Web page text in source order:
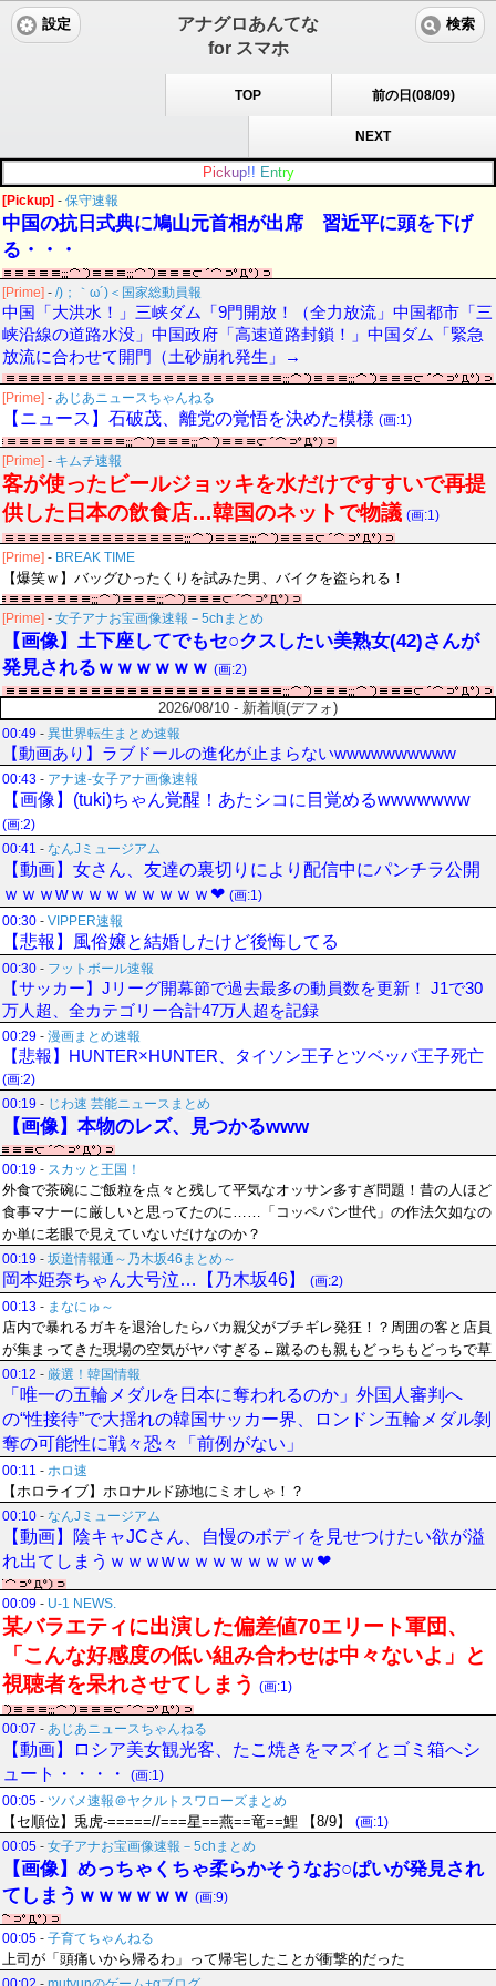
アナグロあんてな
for スマホ
設定 検索
TOP 前の日(08/09)
NEXT
Pic kup!! Entry
[Pickup] - 保守速報
中国の抗日式典に鳩山元首相が出席 習近平に頭を下げ
る・・・
[Prime] - /)；｀ω´)＜国家総動員報
中国「大洪水！」三峡ダム「9門開放！（全力放流」中国都市「三
峡沿線の道路水没」中国政府「高速道路封鎖！」中国ダム「緊急
放流に合わせて開門（土砂崩れ発生」→
[Prime] - あじあニュースちゃんねる
【ニュース】石破茂、離党の覚悟を決めた模様 (画:1)
[Prime] - キムチ速報
客が使ったビールジョッキを水だけですすいで再提
供した日本の飲食店…韓国のネットで物議 (画:1)
[Prime] - BREAK TIME
【爆笑ｗ】バッグひったくりを試みた男、バイクを盗られる！
[Prime] - 女子アナお宝画像速報－5chまとめ
【画像】土下座してでもセ○クスしたい美熟女(42)さんが
発見されるｗｗｗｗｗｗ (画:2)
2026/08/10 - 新着順(デフォ)
00:49 - 異世界転生まとめ速報
【動画あり】ラブドールの進化が止まらないwwwwwwwwww
00:43 - アナ速‐女子アナ画像速報
【画像】(tuki)ちゃん覚醒！あたシコに目覚めるwwwwwww
(画:2)
00:41 - なんJミュージアム
【動画】女さん、友達の裏切りにより配信中にパンチラ公開
ｗｗｗwｗｗｗｗｗｗｗｗ❤ (画:1)
00:30 - VIPPER速報
【悲報】風俗嬢と結婚したけど後悔してる
00:30 - フットボール速報
【サッカー】Jリーグ開幕節で過去最多の動員数を更新！ J1で30
万人超、全カテゴリー合計47万人超を記録
00:29 - 漫画まとめ速報
【悲報】HUNTER×HUNTER、タイソン王子とツベッバ王子死亡
(画:2)
00:19 - じわ速 芸能ニュースまとめ
【画像】本物のレズ、見つかるwww
00:19 - スカッと王国！
外食で茶碗にご飯粒を点々と残して平気なオッサン多すぎ問題！昔の人ほど
食事マナーに厳しいと思ってたのに……「コッペパン世代」の作法欠如なの
か単に老眼で見えていないだけなのか？
00:19 - 坂道情報通～乃木坂46まとめ～
岡本姫奈ちゃん大号泣…【乃木坂46】
(画:2)
00:13 - まなにゅ～
店内で暴れるガキを退治したらバカ親父がブチギレ発狂！？周囲の客と店員
が集まってきた現場の空気がヤバすぎる←蹴るのも親もどっちもどっちで草
00:12 - 厳選！韓国情報
「唯一の五輪メダルを日本に奪われるのか」外国人審判へ
の“性接待”で大揺れの韓国サッカー界、ロンドン五輪メダル剝
奪の可能性に戦々恐々「前例がない」
00:11 - ホロ速
【ホロライブ】ホロナルド跡地にミオしゃ！？
00:10 - なんJミュージアム
【動画】陰キャJCさん、自慢のボディを見せつけたい欲が溢
れ出てしまうｗｗｗwｗｗｗｗｗｗｗｗ❤
00:09 - U-1 NEWS.
某バラエティに出演した偏差値70エリート軍団、
「こんな好感度の低い組み合わせは中々ないよ」と
視聴者を呆れさせてしまう (画:1)
00:07 - あじあニュースちゃんねる
【動画】ロシア美女観光客、たこ焼きをマズイとゴミ箱へシ
ュート・・・・
(画:1)
00:05 - ツバメ速報＠ヤクルトスワローズまとめ
【セ順位】兎虎-=====//===星==燕==竜==鯉 【8/9】
(画:1)
00:05 - 女子アナお宝画像速報－5chまとめ
【画像】めっちゃくちゃ柔らかそうなお○ぱいが発見され
てしまうｗｗｗｗｗｗ (画:9)
00:05 - 子育てちゃんねる
上司が「頭痛いから帰るわ」って帰宅したことが衝撃的だった